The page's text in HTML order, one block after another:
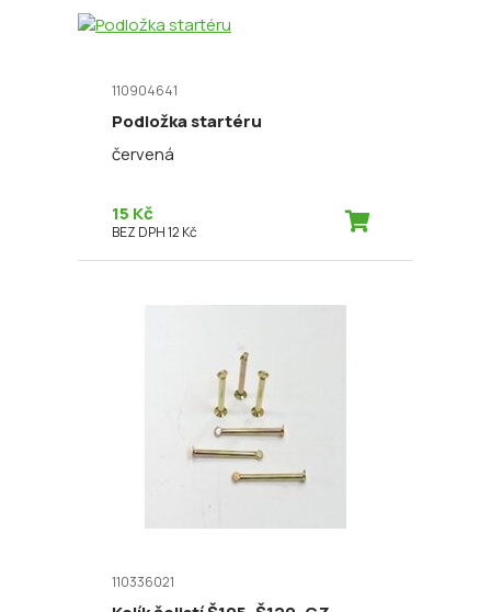
110904641
Podložka startéru
červená
15 Kč
BEZ DPH 12 Kč
110336021